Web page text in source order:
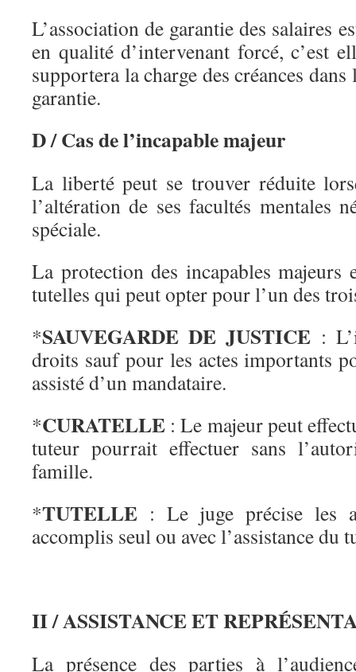
L’association de garantie des salaires
en qualité d’intervenant forcé, c’est
supportera la charge des créances
garantie.
D / Cas de l’incapable majeur
La liberté peut se trouver réduite
l’altération de ses facultés mentales
spéciale.
La protection des incapables majeurs
tutelles qui peut opter pour l’un des
*SAUVEGARDE DE JUSTICE :
droits sauf pour les actes importants
assisté d’un mandataire.
*CURATELLE : Le majeur peut
tuteur pourrait effectuer sans
famille.
*TUTELLE : Le juge précise les
accomplis seul ou avec l’assistance du
II / ASSISTANCE ET
La présence des parties à